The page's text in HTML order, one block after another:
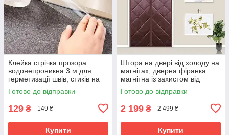
Клейка стрічка прозора
водонепроникна 3 м для
герметизації швів, стиків на
кухні та ванній.
Готово до відправки
129 ₴ 149 ₴
Купити
Штора на двері від холоду на
магнітах, дверна фіранка
магнітна із захистом від
холоду/протягів, шоколад
Готово до відправки
2 199 ₴ 2 499 ₴
Купити